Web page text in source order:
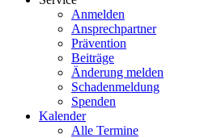
Anmelden
Ansprechpartner
Prävention
Beiträge
Änderung melden
Schadenmeldung
Spenden
Kalender
Alle Termine